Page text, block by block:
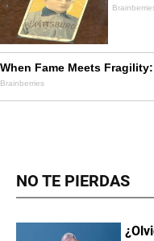
NO TE PIERDAS